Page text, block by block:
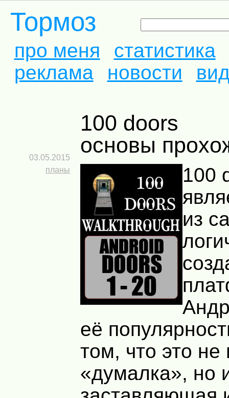
Тормоз
про меня
статистика
реклама
новости
100 doors
основы
03.05.2015
планы
100
из
её
том, что это не
«думалка», но